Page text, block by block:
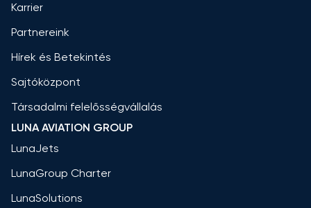
Karrier
Partnereink
Hírek és Betekintés
Sajtóközpont
Társadalmi felelősségvállalás
LUNA AVIATION GROUP
LunaJets
LunaGroup Charter
LunaSolutions